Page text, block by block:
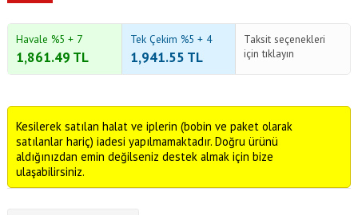
Havale %5 + 7
1,861.49 TL
Tek Çekim %5 + 4
1,941.55 TL
Taksit seçenekleri
için tıklayın
Kesilerek satılan halat ve iplerin (bobin ve paket olarak
satılanlar hariç) iadesi yapılmamaktadır. Doğru ürünü
aldığınızdan emin değilseniz destek almak için bize
ulaşabilirsiniz.